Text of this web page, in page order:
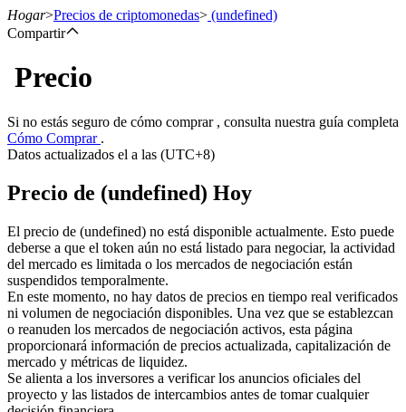
Futuros
Futuros del USDT
Futuros que utilizan USDT como garantía
Hogar>Precios de criptomonedas> (undefined)
Compartir
Precio
Si no estás seguro de cómo comprar , consulta nuestra guía completa
Cómo Comprar .
Datos actualizados el a las (UTC+8)
Precio de (undefined) Hoy
El precio de (undefined) no está disponible actualmente. Esto puede
deberse a que el token aún no está listado para negociar, la actividad
del mercado es limitada o los mercados de negociación están
suspendidos temporalmente.
En este momento, no hay datos de precios en tiempo real verificados
ni volumen de negociación disponibles. Una vez que se establezcan
o reanuden los mercados de negociación activos, esta página
proporcionará información de precios actualizada, capitalización de
mercado y métricas de liquidez.
Se alienta a los inversores a verificar los anuncios oficiales del
proyecto y las listados de intercambios antes de tomar cualquier